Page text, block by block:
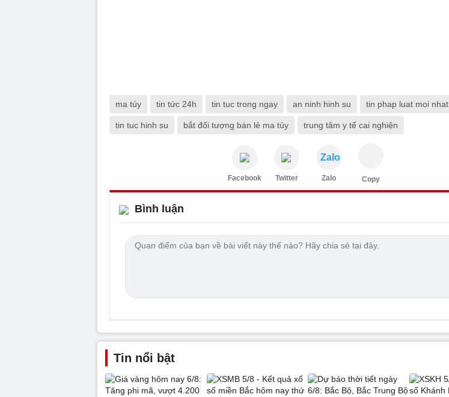
ma túy tin tức 24h tin tuc trong ngay an ninh hinh su tin phap luat moi nhat
tin tuc hinh su bắt đối tượng bán lẻ ma túy trung tâm y tế cai nghiện
Facebook Twitter
Zalo
Zalo Copy
Bình luận
Tin nổi bật